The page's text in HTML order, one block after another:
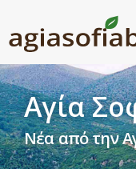
Αγία
Νέα από την